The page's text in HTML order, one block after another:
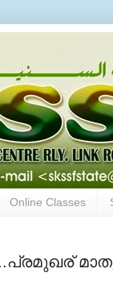
Online Classes